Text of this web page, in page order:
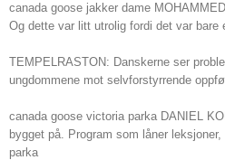
canada goose jakker dame
Og dette var litt utrolig fordi det var
TEMPELRASTON: Danskerne ser
ungdommene mot selvforstyrrende
canada goose victoria parka DANIEL
bygget på. Program som låner
parka